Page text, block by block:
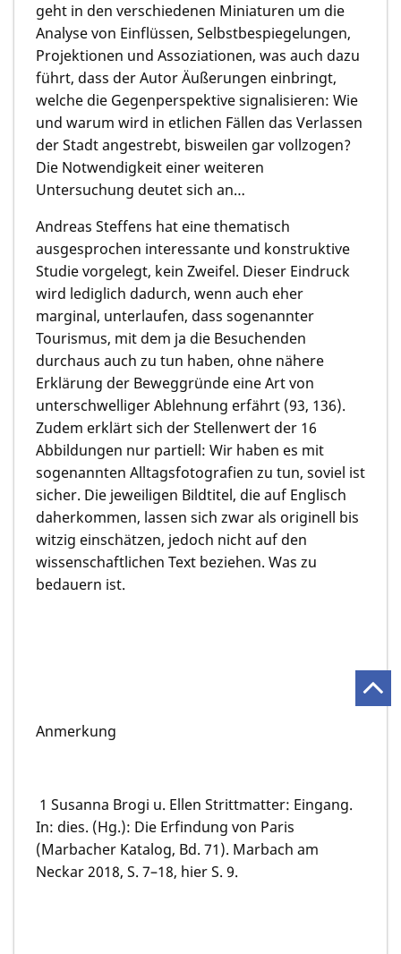
geht in den verschiedenen Miniaturen um die
Analyse von Einflüssen, Selbstbespiegelungen,
Projektionen und Assoziationen, was auch dazu
führt, dass der Autor Äußerungen einbringt,
welche die Gegenperspektive signalisieren: Wie
und warum wird in etlichen Fällen das Verlassen
der Stadt angestrebt, bisweilen gar vollzogen?
Die Notwendigkeit einer weiteren
Untersuchung deutet sich an…
Andreas Steffens hat eine thematisch
ausgesprochen interessante und konstruktive
Studie vorgelegt, kein Zweifel. Dieser Eindruck
wird lediglich dadurch, wenn auch eher
marginal, unterlaufen, dass sogenannter
Tourismus, mit dem ja die Besuchenden
durchaus auch zu tun haben, ohne nähere
Erklärung der Beweggründe eine Art von
unterschwelliger Ablehnung erfährt (93, 136).
Zudem erklärt sich der Stellenwert der 16
Abbildungen nur partiell: Wir haben es mit
sogenannten Alltagsfotografien zu tun, soviel ist
sicher. Die jeweiligen Bildtitel, die auf Englisch
daherkommen, lassen sich zwar als originell bis
witzig einschätzen, jedoch nicht auf den
wissenschaftlichen Text beziehen. Was zu
bedauern ist.
Anmerkung
1 Susanna Brogi u. Ellen Strittmatter: Eingang.
In: dies. (Hg.): Die Erfindung von Paris
(Marbacher Katalog, Bd. 71). Marbach am
Neckar 2018, S. 7–18, hier S. 9.